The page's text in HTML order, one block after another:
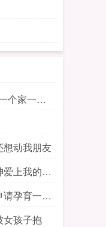
个家一个
动我朋友
上我的滋
孕育一个
女孩子抱